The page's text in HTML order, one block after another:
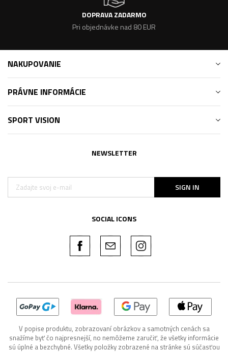
DOPRAVA ZADARMO
Pri objednávke nad 80 EUR
NAKUPOVANIE
PRÁVNE INFORMÁCIE
SPORT VISION
NEWSLETTER
SIGN IN
SOCIAL ICONS
V popise produktu, zobrazovaní obrázkov a samotných cenách sa
snažíme byť čo najpresnejší, no nemôžeme zaručiť, že všetky informácie
sú úplné a bezchybné. Všetky položky zobrazené na stránke sú súčasťou